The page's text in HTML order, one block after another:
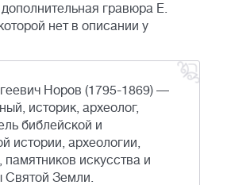
гравюра Е.
нет в описании у
Норов (1795-1869) —
историк, археолог,
библейской и
истории, археологии,
памятников искусства и
Святой Земли.